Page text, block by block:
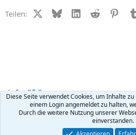
Teilen: X (Twitter)
BlueskyLinkedIn
Reddit
Small Talk
Kontakt Nutzungsbedingungen
Community platform by XenForo ® © 2010-2026
Diese Seite verwendet Cookies, um Inhalte
einem Login angemeldet zu halten,
Durch die weitere Nutzung unserer
einverstanden.